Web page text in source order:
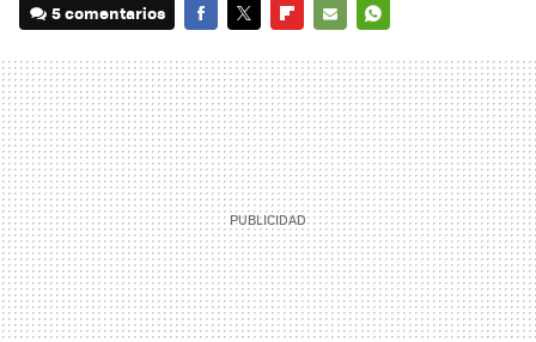
5 comentarios
MAIL